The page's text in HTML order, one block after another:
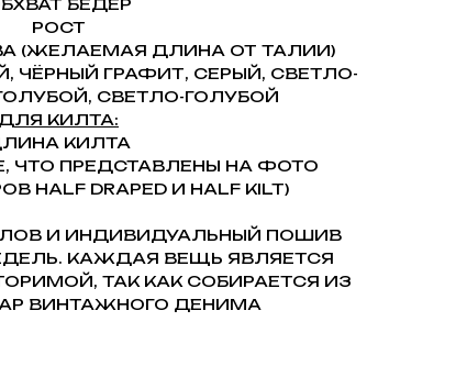
БЁДЕР
РОСТ
(ЖЕЛАЕМАЯ ДЛИНА ОТ ТАЛИИ)
ЧЁРНЫЙ ГРАФИТ, СЕРЫЙ, СВЕТЛО-
СВЕТЛО-ГОЛУБОЙ
ДЛЯ КИЛТА:
КИЛТА
ЧТО ПРЕДСТАВЛЕНЫ НА ФОТО
HALF DRAPED И HALF KILT)
И ИНДИВИДУАЛЬНЫЙ ПОШИВ
КАЖДАЯ ВЕЩЬ ЯВЛЯЕТСЯ
ТАК КАК СОБИРАЕТСЯ ИЗ
ВИНТАЖНОГО ДЕНИМА